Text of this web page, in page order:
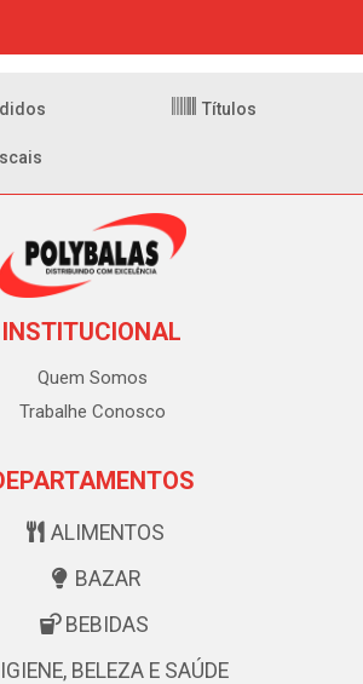
Títulos
INSTITUCIONAL
Quem Somos
Trabalhe Conosco
ALIMENTOS
BAZAR
BEBIDAS
BELEZA E SAÚDE